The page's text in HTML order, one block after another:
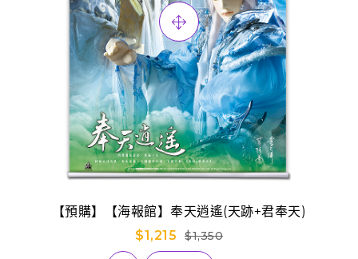
【預購】【海報館】奉天逍遙(天跡+君奉天)
$1,215
$1,350